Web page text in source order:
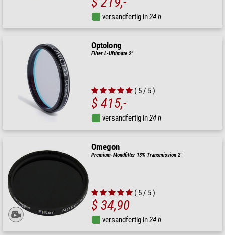
versandfertig in24 h
Optolong
Filter L-Ultimate 2"
( 5 / 5 )
$ 415,-
versandfertig in24 h
Omegon
Premium-Mondfilter 13% Transmission 2''
( 5 / 5 )
$ 34,90
versandfertig in24 h